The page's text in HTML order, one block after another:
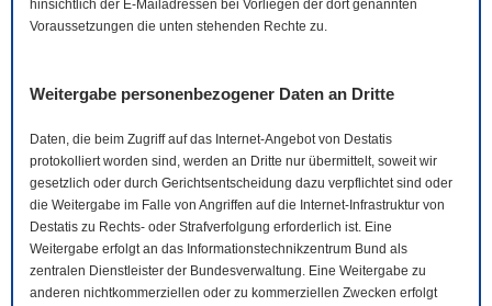
hinsichtlich der E-Mail adressen bei Vorliegen der dort genannten
Voraussetzungen die unten stehenden Rechte zu.
Weitergabe personenbezogener Daten an Dritte
Daten, die beim Zugriff auf das Internet-Angebot von Destatis
protokolliert worden sind, werden an Dritte nur übermittelt, soweit wir
gesetzlich oder durch Gerichtsentscheidung dazu verpflichtet sind oder
die Weitergabe im Falle von Angriffen auf die Internet-Infrastruktur von
Destatis zu Rechts- oder Strafverfolgung erforderlich ist. Eine
Weitergabe erfolgt an das Informationstechnikzentrum Bund als
zentralen Dienstleister der Bundesverwaltung. Eine Weitergabe zu
anderen nichtkommerziellen oder zu kommerziellen Zwecken erfolgt